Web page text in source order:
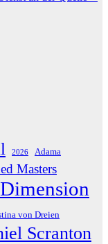
2026 Adama
Masters
von Dreien
Scranton